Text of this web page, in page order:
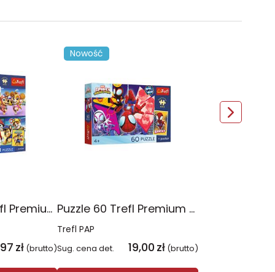
Puzzle 4x88 Trefl Premium Plus Kids Psia Straż Psi Patrol 34693
zł (brutto)
Nowość
Puzzle 60 Trefl Premium Plus Kids Niesamowita przygoda Spidey Marvel 17429
Trefl PAP
Sug. cena det. 19,00 zł (brutto)